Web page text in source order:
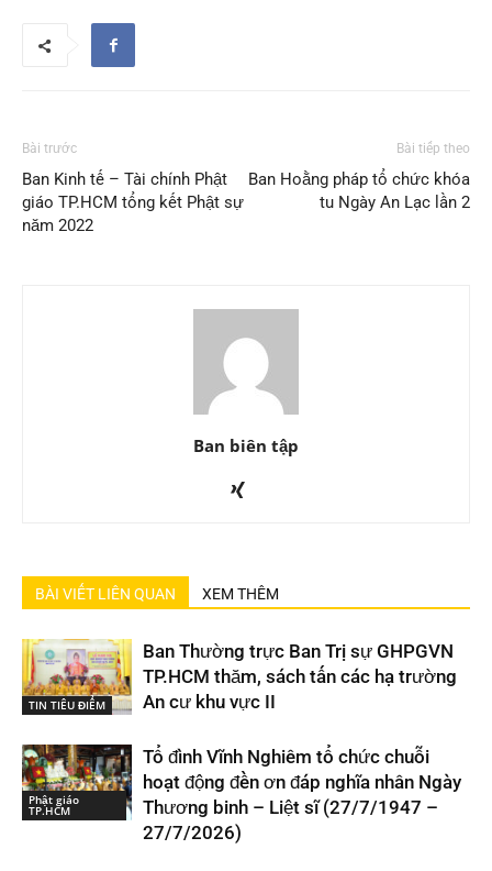
Bài trước
Ban Kinh tế – Tài chính Phật
giáo TP.HCM tổng kết Phật sự
năm 2022
Bài tiếp theo
Ban Hoằng pháp tổ chức khóa
tu Ngày An Lạc lần 2
Ban biên tập
BÀI VIẾT LIÊN QUAN XEM THÊM
TIN TIÊU ĐIỂM
Ban Thường trực Ban Trị sự GHPGVN
TP.HCM thăm, sách tấn các hạ trường
An cư khu vực II
Phật giáo
TP.HCM
Tổ đình Vĩnh Nghiêm tổ chức chuỗi
hoạt động đền ơn đáp nghĩa nhân Ngày
Thương binh – Liệt sĩ (27/7/1947 –
27/7/2026)